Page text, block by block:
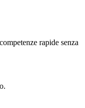
rapide senza